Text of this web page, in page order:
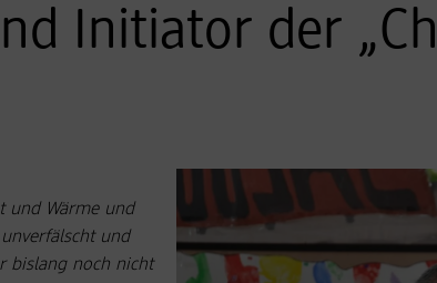
Initiator der
und Wärme und
und
bislang noch nicht